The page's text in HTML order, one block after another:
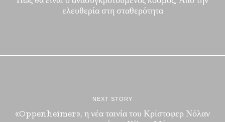
ελευθερία στη σταθερότητα
NEXT STORY
«Oppenheimer», η νέα ταινία του Κρίστοφερ Νόλαν